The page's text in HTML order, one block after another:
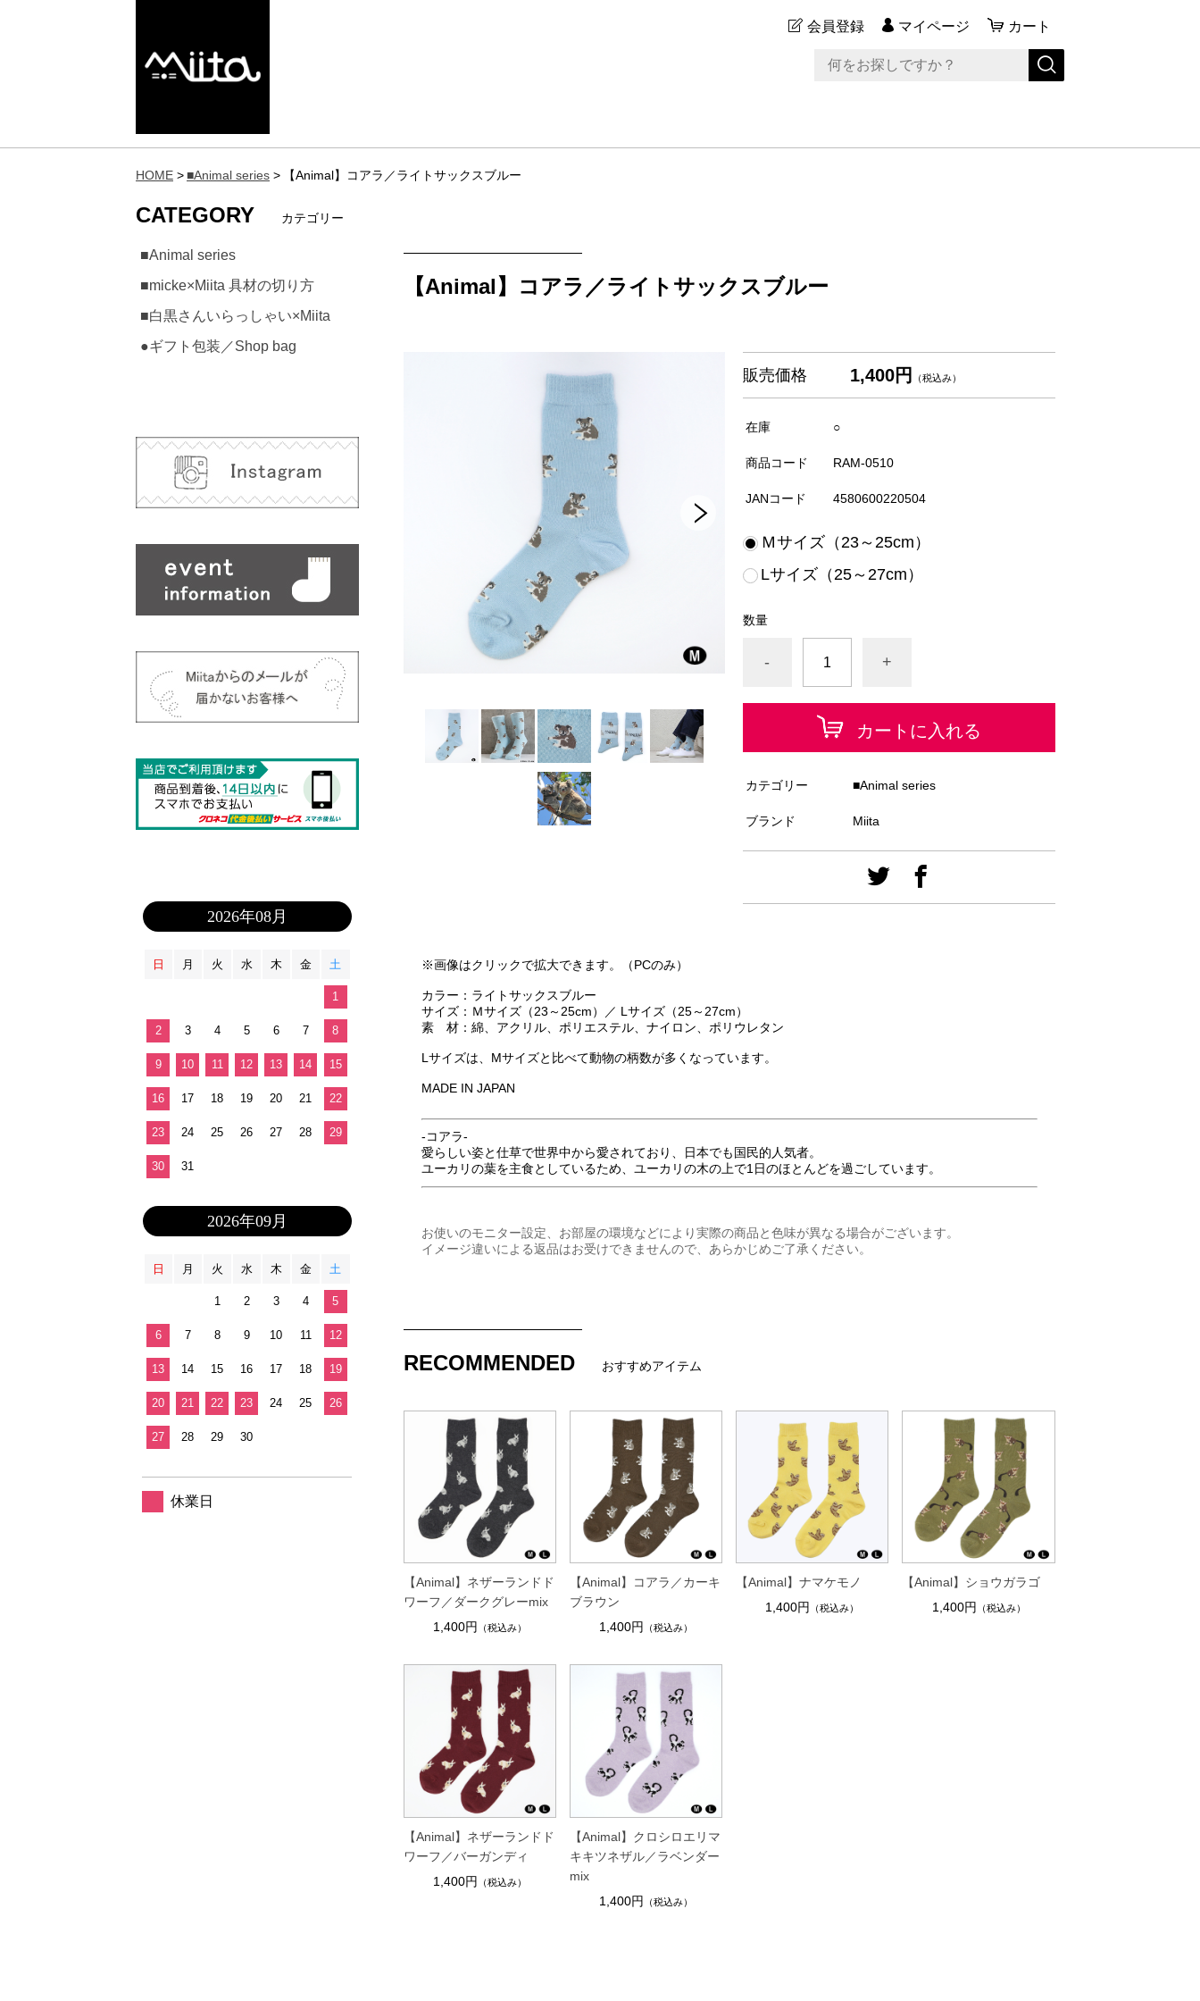
会員登録 マイページ カート
HOME ■Animal series 【Animal】コアラ／ライトサックスブルー
【Animal】コアラ／ライトサックスブルー
販売価格 1,400円 （税込み）
在庫 ○
商品コード RAM-0510
JANコード 4580600220504
Ｍサイズ（23～25cm）
Lサイズ（25～27cm）
数量
- +
カートに入れる
カテゴリー ■Animal series
ブランド Miita
※画像はクリックで拡大できます。（PCのみ）
カラー：ライトサックスブルー
サイズ：Ｍサイズ（23～25cm）／ Lサイズ（25～27cm）
素 材：綿、アクリル、ポリエステル、ナイロン、ポリウレタン
Lサイズは、Mサイズと比べて動物の柄数が多くなっています。
MADE IN JAPAN
‐コアラ‐
愛らしい姿と仕草で世界中から愛されており、日本でも国民的人気者。
ユーカリの葉を主食としているため、ユーカリの木の上で1日のほとんどを過ごしています。
お使いのモニター設定、お部屋の環境などにより実際の商品と色味が異なる場合がございます。
イメージ違いによる返品はお受けできませんので、あらかじめご了承ください。
RECOMMENDED おすすめアイテム
【Animal】ネザーランドド
ワーフ／ダークグレーmix
1,400円
（税込み）
【Animal】コアラ／カーキ
ブラウン
1,400円
（税込み）
【Animal】ナマケモノ
1,400円
（税込み）
【Animal】ショウガラゴ
1,400円
（税込み）
【Animal】ネザーランドド
ワーフ／バーガンディ
1,400円 （税込み）
【Animal】クロシロエリマ
キキツネザル／ラベンダー
mix
1,400円 （税込み）
CATEGORY カテゴリー
■Animal series
■micke×Miita 具材の切り方
■白黒さんいらっしゃい×Miita
●ギフト包装／Shop bag
2026年08月
日 月 火 水 木 金 土
1
2 3 4 5 6 7 8
9 10 11 12 13 14 15
16 17 18 19 20 21 22
23 24 25 26 27 28 29
30 31
2026年09月
日 月 火 水 木 金 土
1 2 3 4 5
6 7 8 9 10 11 12
13 14 15 16 17 18 19
20 21 22 23 24 25 26
27 28 29 30
休業日